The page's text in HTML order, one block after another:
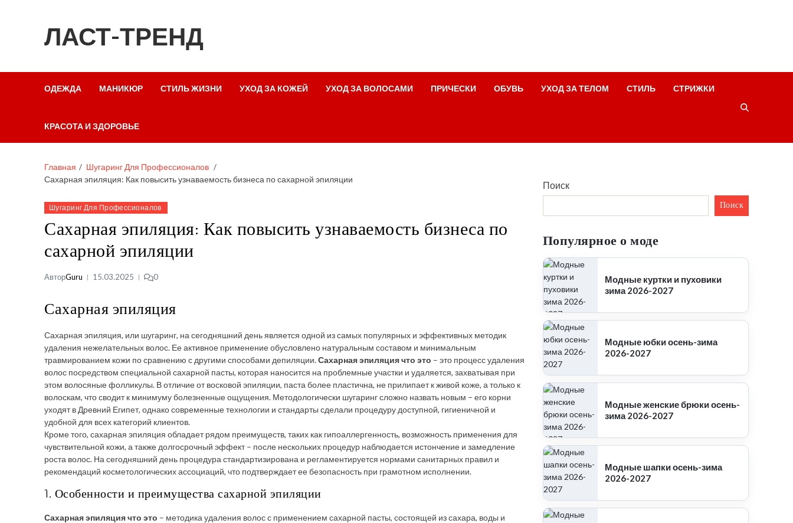
ЛАСТ-ТРЕНД
ОДЕЖДА МАНИКЮР СТИЛЬ ЖИЗНИ УХОД ЗА КОЖЕЙ УХОД ЗА ВОЛОСАМИ ПРИЧЕСКИ ОБУВЬ УХОД ЗА ТЕЛОМ СТИЛЬ СТРИЖКИ
КРАСОТА И ЗДОРОВЬЕ
Главная
Шугаринг Для Профессионалов
Сахарная эпиляция: Как повысить узнаваемость бизнеса по сахарной эпиляции
Шугаринг Для Профессионалов
Сахарная эпиляция: Как повысить узнаваемость бизнеса по
сахарной эпиляции
АвторGuru 15.03.2025 0
Сахарная эпиляция
Сахарная эпиляция, или шугаринг, на сегодняшний день является одной из самых популярных и эффективных методик
удаления нежелательных волос. Ее активное применение обусловлено натуральным составом и минимальным
травмированием кожи по сравнению с другими способами депиляции.Сахарная эпиляция что это – это процесс удаления
волос посредством специальной сахарной пасты, которая наносится на проблемные участки и удаляется, захватывая при
этом волосяные фолликулы. В отличие от восковой эпиляции, паста более пластична, не прилипает к живой коже, а только к
волоскам, что сводит к минимуму болезненные ощущения. Методологически шугаринг сложно назвать новым – его корни
уходят в Древний Египет, однако современные технологии и стандарты сделали процедуру доступной, гигиеничной и
удобной для всех категорий клиентов.
Кроме того, сахарная эпиляция обладает рядом преимуществ, таких как гипоаллергенность, возможность применения для
чувствительной кожи, а также долгосрочный эффект – после нескольких процедур наблюдается истончение и замедление
роста волос. На сегодняшний день процедура стандартизирована и регламентируется нормами санитарных правил и
рекомендаций косметологических ассоциаций, что подтверждает ее безопасность при грамотном исполнении.
1. Особенности и преимущества сахарной эпиляции
Сахарная эпиляция что это – методика удаления волос с применением сахарной пасты, состоящей из сахара, воды и
Поиск
Поиск
Популярное о моде
Модные куртки и пуховики
зима 2026-2027
Модные юбки осень-зима
2026-2027
Модные женские брюки осень-
зима 2026-2027
Модные шапки осень-зима
2026-2027